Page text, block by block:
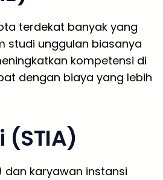
terdekat banyak yang
studi unggulan biasanya
kompetensi di
dengan biaya yang lebih
dan karyawan instansi